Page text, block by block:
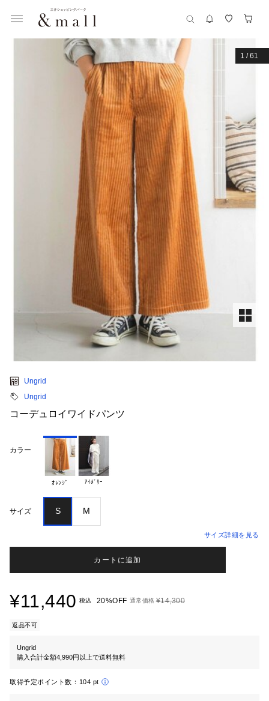
1 /61
Ungrid
Ungrid
コーデュロイワイドパンツ
カラー
ｵﾚﾝｼﾞ ｱｲﾎﾞﾘｰ
サイズ S M
サイズ詳細を見る
カートに追加
¥11,440 税込 20%OFF 通常価格 ¥14,300
返品不可
Ungrid
購入合計金額4,990円以上で送料無料
取得予定ポイント数： 104 pt